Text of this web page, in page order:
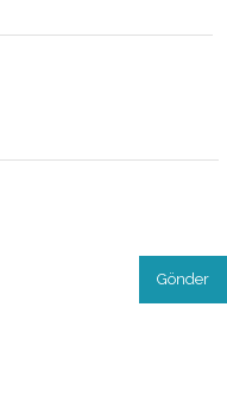
Gönder